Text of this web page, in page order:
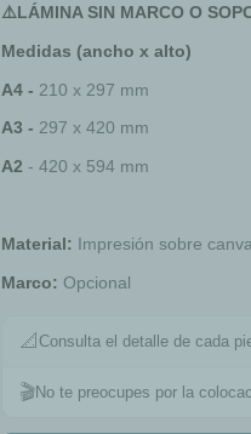
⚠️LÁMINA SIN MARCO O
Medidas (ancho x alto)
A4 - 210 x 297 mm
A3 - 297 x 420 mm
A2 - 420 x 594 mm
Material: Impresión sobre
Marco: Opcional
📐 Consulta el detalle de cada
🎬No te preocupes por la